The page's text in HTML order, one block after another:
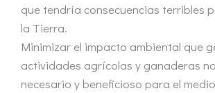
que tendría consecuencias terribles
la Tierra.
Minimizar el impacto ambiental que
actividades agrícolas y ganaderas
necesario y beneficioso para el